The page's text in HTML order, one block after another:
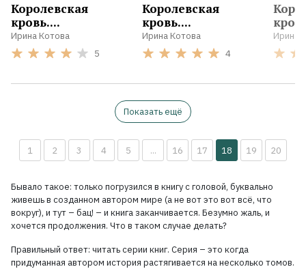
Королевская
кровь....
Ирина Котова
5
Королевская
кровь....
Ирина Котова
4
Ирина
Показать ещё
1 2 3 4 5 ... 16 17 18 19 20
Бывало такое: только погрузился в книгу с головой, буквально
живешь в созданном автором мире (а не вот это вот всё, что
вокруг), и тут – бац! – и книга заканчивается. Безумно жаль, и
хочется продолжения. Что в таком случае делать?
Правильный ответ: читать серии книг. Серия – это когда
придуманная автором история растягивается на несколько томов.